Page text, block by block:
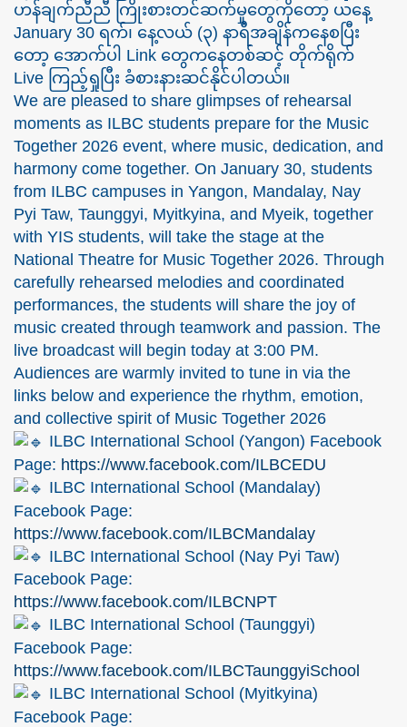
ဟန်ချက်ညီညီ ကြိုးစားတင်ဆက်မှုတွေကိုတော့ ယနေ့
January 30 ရက်၊ နေ့လယ် (၃) နာရီအချိန်ကနေစပြီး
တော့ အောက်ပါ Link တွေကနေတစ်ဆင့် တိုက်ရိုက်
Live ကြည့်ရှုပြီး ခံစားနားဆင်နိုင်ပါတယ်။
We are pleased to share glimpses of rehearsal
moments as ILBC students prepare for the Music
Together 2026 event, where music, dedication, and
harmony come together. On January 30, students
from ILBC campuses in Yangon, Mandalay, Nay
Pyi Taw, Taunggyi, Myitkyina, and Myeik, together
with YIS students, will take the stage at the
National Theatre for Music Together 2026. Through
carefully rehearsed melodies and coordinated
performances, the students will share the joy of
music created through teamwork and passion. The
live broadcast will begin today at 3:00 PM.
Audiences are warmly invited to tune in via the
links below and experience the rhythm, emotion,
and collective spirit of Music Together 2026
ILBC International School (Yangon) Facebook
Page: https://www.facebook.com/ILBCEDU
ILBC International School (Mandalay)
Facebook Page:
https://www.facebook.com/ILBCMandalay
ILBC International School (Nay Pyi Taw)
Facebook Page:
https://www.facebook.com/ILBCNPT
ILBC International School (Taunggyi)
Facebook Page:
https://www.facebook.com/ILBCTaunggyiSchool
ILBC International School (Myitkyina)
Facebook Page: